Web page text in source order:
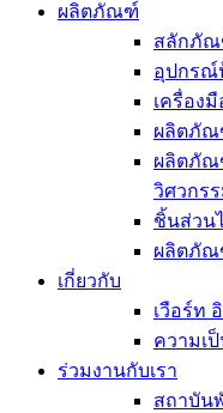
ผลิตภัณฑ์
สลักภั
อุปกรณ์
เครื่องมื
ผลิตภัณ
ผลิตภัณ
วิศวกร
ชิ้นส่วน
ผลิตภัณ
เกี่ยวกับ
เวือร์ท
ความเ
ร่วมงานกับเรา
สถาบัน